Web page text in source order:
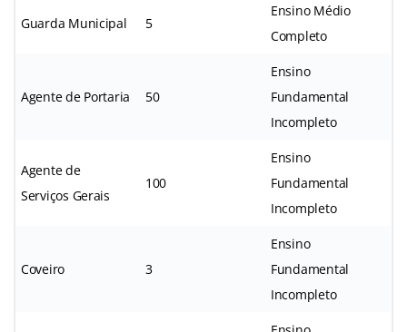
Guarda Municipal 5
Ensino Médio
Completo
Agente de Portaria 50
Ensino
Fundamental
Incompleto
Agente de
Serviços Gerais
100
Ensino
Fundamental
Incompleto
Coveiro 3
Ensino
Fundamental
Incompleto